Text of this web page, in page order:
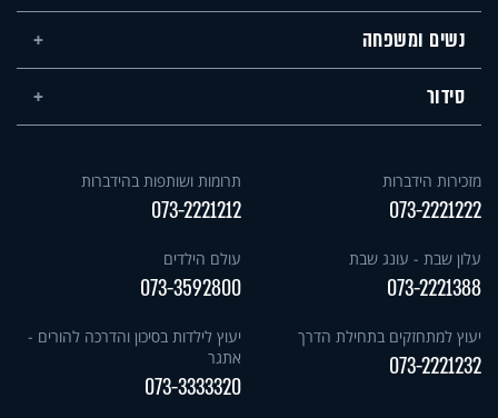
נשים ומשפחה
סידור
מזכירות הידברות
073-2221222
תרומות ושותפות בהידברות
073-2221212
עלון שבת - עונג שבת
073-2221388
עולם הילדים
073-3592800
יעוץ למתחזקים בתחילת הדרך
073-2221232
יעוץ לילדות בסיכון והדרכה להורים -
אתגר
073-3333320